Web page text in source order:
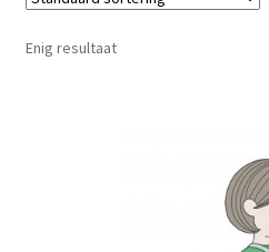
Enig resultaat